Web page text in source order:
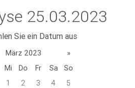
25.03.2023
Sie ein Datum aus
März 2023
»
Mi Do Fr Sa
So
1 2 3 4
5